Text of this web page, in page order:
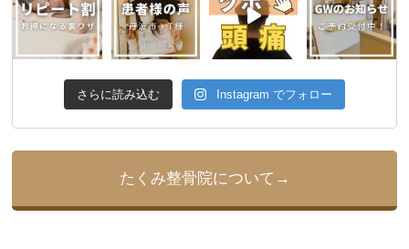
さらに読み込む Instagram でフォロー
たくみ整骨院について